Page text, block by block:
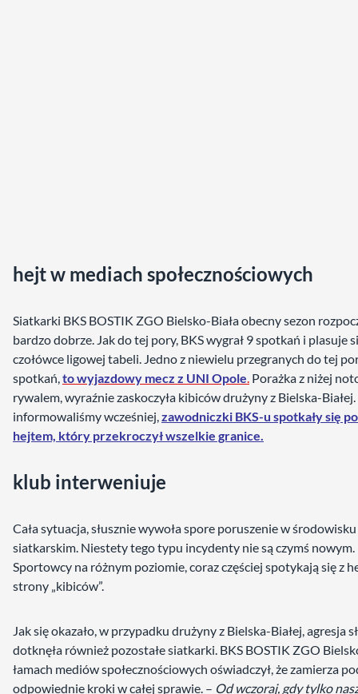
hejt w mediach społecznościowych
Siatkarki BKS BOSTIK ZGO Bielsko-Biała obecny sezon
bardzo dobrze. Jak do tej pory, BKS wygrał 9 spotkań i plasuje
czołówce ligowej tabeli. Jedno z niewielu przegranych do tej
spotkań,to wyjazdowy mecz z UNI Opole. Porażka z niżej
rywalem, wyraźnie zaskoczyła kibiców drużyny z Bielska-Białej.
informowaliśmy wcześniej,zawodniczki BKS-u spotkały się
hejtem, który przekroczył wszelkie granice.
klub interweniuje
Cała sytuacja, słusznie wywoła spore poruszenie w środowisku
siatkarskim. Niestety tego typu incydenty nie są czymś nowym.
Sportowcy na różnym poziomie, coraz częściej spotykają się z
strony „kibiców”.
Jak się okazało, w przypadku drużyny z Bielska-Białej, agresja
dotknęła również pozostałe siatkarki. BKS BOSTIK ZGO
łamach mediów społecznościowych oświadczył, że zamierza
odpowiednie kroki w całej sprawie. – Od wczoraj, gdy tylko